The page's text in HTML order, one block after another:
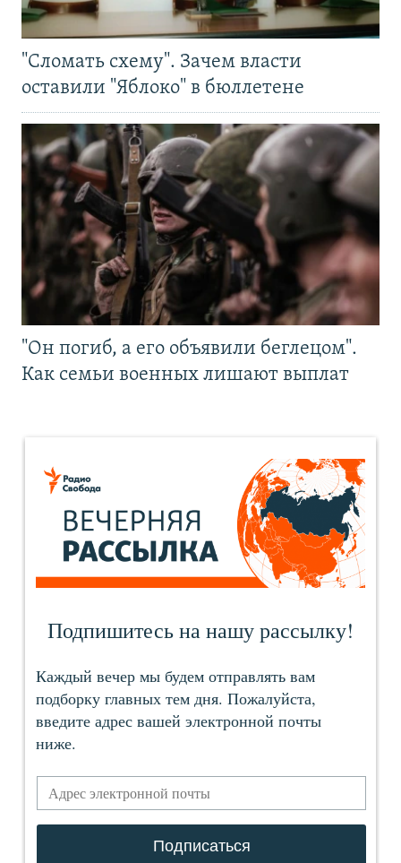
"Сломать схему". Зачем власти
оставили "Яблоко" в бюллетене
"Он погиб, а его объявили беглецом".
Как семьи военных лишают выплат